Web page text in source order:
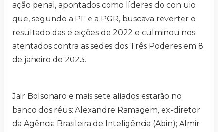
ação penal, apontados como líderes do conluio
que, segundo a PF e a PGR, buscava reverter o
resultado das eleições de 2022 e culminou nos
atentados contra as sedes dos Três Poderes em 8
de janeiro de 2023.
Jair Bolsonaro e mais sete aliados estarão no
banco dos réus: Alexandre Ramagem, ex-diretor
da Agência Brasileira de Inteligência (Abin); Almir